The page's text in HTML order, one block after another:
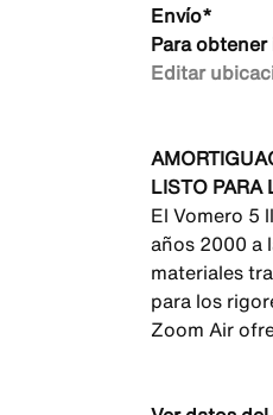
Envío*
Para
Editar
LISTO PARA
El Vomero 5
años 2000 a
materiales
para los
Zoom Air